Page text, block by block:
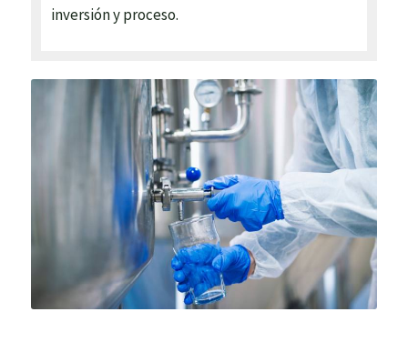
inversión y proceso.